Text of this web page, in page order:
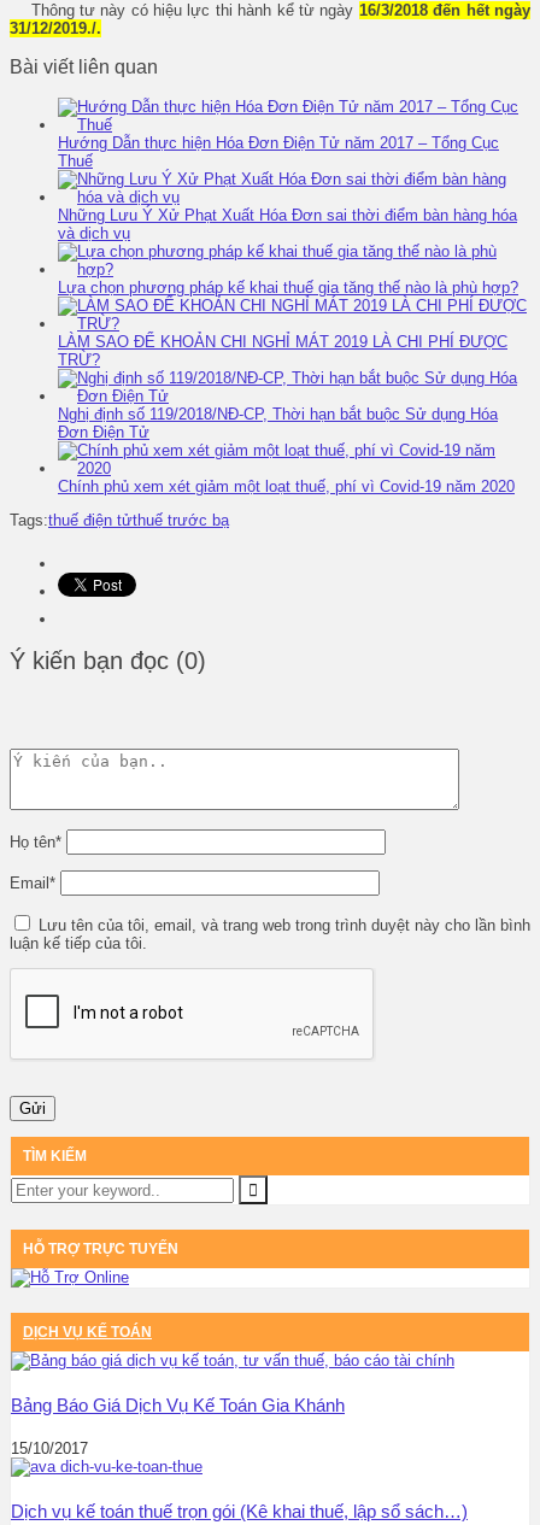
Thông tư này có hiệu lực thi hành kể từ ngày 16/3/2018 đến hết ngày
31/12/2019./.
Bài viết liên quan
Hướng Dẫn thực hiện Hóa Đơn Điện Tử năm 2017 – Tổng Cục
Thuế
Những Lưu Ý Xử Phạt Xuất Hóa Đơn sai thời điểm bàn hàng hóa
và dịch vụ
Lựa chọn phương pháp kế khai thuế gia tăng thế nào là phù hợp?
LÀM SAO ĐỂ KHOẢN CHI NGHỈ MÁT 2019 LÀ CHI PHÍ ĐƯỢC
TRỪ?
Nghị định số 119/2018/NĐ-CP, Thời hạn bắt buộc Sử dụng Hóa
Đơn Điện Tử
Chính phủ xem xét giảm một loạt thuế, phí vì Covid-19 năm 2020
Tags:thuế điện tửthuế trước bạ
Ý kiến bạn đọc (0)
Họ tên*
Email *
Lưu tên của tôi, email, và trang web trong trình duyệt này cho lần bình
luận kế tiếp của tôi.
TÌM KIẾM
HỖ TRỢ TRỰC TUYẾN
DỊCH VỤ KẾ TOÁN
Bảng Báo Giá Dịch Vụ Kế Toán Gia Khánh
15/10/2017
Dịch vụ kế toán thuế trọn gói (Kê khai thuế, lập sổ sách…)